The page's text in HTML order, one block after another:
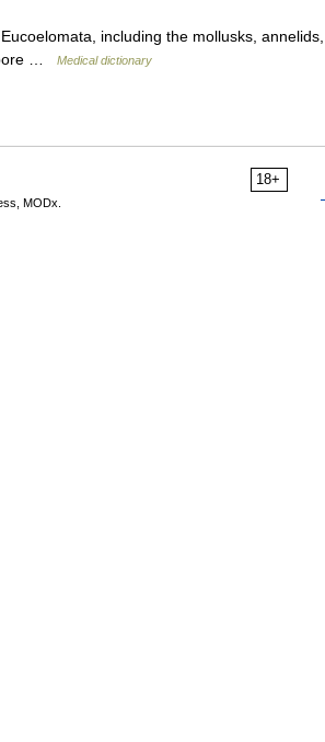
including the mollusks, annelids,
…
Medical dictionary
18+
MODx.